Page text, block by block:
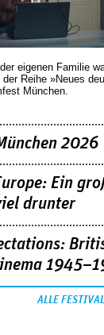
eigenen Familie
Reihe »Neues
München.
2026
Ein
drunter
ALLE